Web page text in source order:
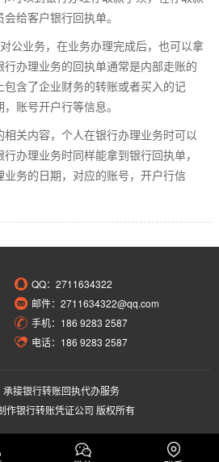
给客户银行回执单。
公业务，在业务办理完成后，也可以拿
办理业务的回执单通常是内部走账的
含了企业财务的转账或者买入的记
账号开户行等信息。
关内容，个人在银行办理业务时可以
办理业务时同样能拿到银行回执单，
务的日期，对应的账号，开户行信
QQ：2711634322
邮件：2711634322@qq.com
手机：186 9283 2587
电话：186 9283 2587
承接银行转账回执代办服务
作银行转账凭证公司 版权所有